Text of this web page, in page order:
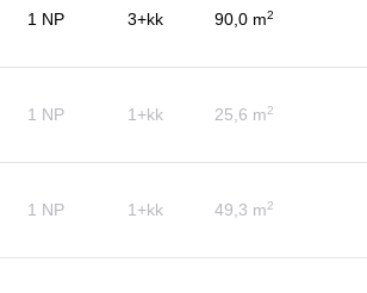
1 NP 3+kk 90,0 m2
1 NP 1+kk 25,6 m2
1 NP 1+kk 49,3 m2